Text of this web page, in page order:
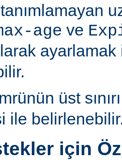
tanımlamayan
age ve
üst
ile
için